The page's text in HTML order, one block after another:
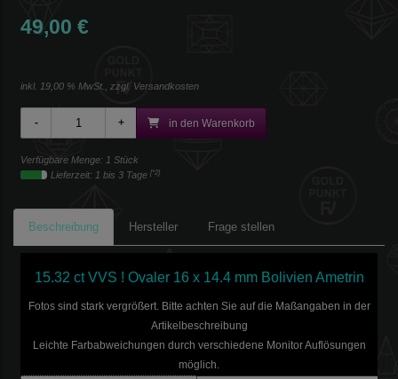
49,00 €
inkl. 19,00 % MwSt., zzgl. Versandkosten
in den Warenkorb
Verfügbare Menge: 1 Stück
Lieferzeit: 1 bis 3 Tage [*2]
Beschreibung Hersteller Frage stellen
15.32 ct VVS ! Ovaler 16 x 14.4 mm Bolivien Ametrin
Fotos sind stark vergrößert. Bitte achten Sie auf die Maßangaben in der
Artikelbeschreibung
Leichte Farbabweichungen durch verschiedene Monitor Auflösungen
möglich.